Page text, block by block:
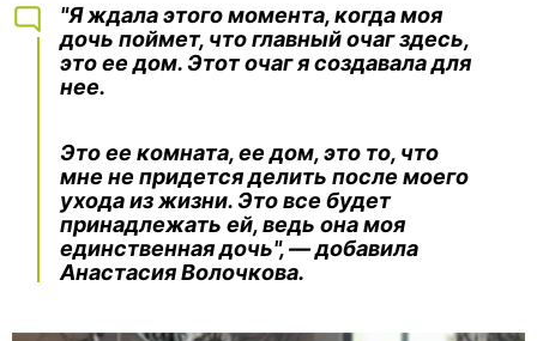
"Я ждала этого момента, когда моя
дочь поймет, что главный очаг здесь,
это ее дом. Этот очаг я создавала для
нее.
Это ее комната, ее дом, это то, что
мне не придется делить после моего
ухода из жизни. Это все будет
принадлежать ей, ведь она моя
единственная дочь", — добавила
Анастасия Волочкова.